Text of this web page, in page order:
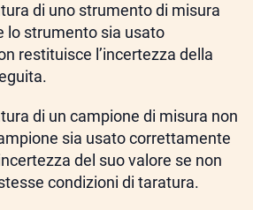
di uno strumento di misura
lo strumento sia usato
restituisce l’incertezza della
di un campione di misura non
sia usato correttamente
del suo valore se non
condizioni di taratura.